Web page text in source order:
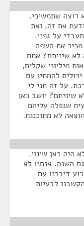
רוצה שתמשיכי.
את זה, ואת
על גפני.
מכיר את השפה
לא שיניתם? אתם
מיליוני שקלים,
להמתין עם
על זה תני לי
שיניתם? יושב כאן
שנפלה עליהם
היה כאן שינוי.
השנה. אנחנו לא
דיברנו עם
לבעיות